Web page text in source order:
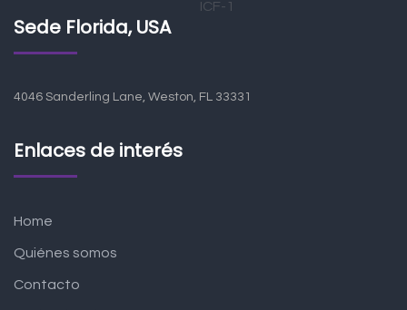
Sede Florida, USA
4046 Sanderling Lane, Weston, FL 33331
Enlaces de interés
Home
Quiénes somos
Contacto